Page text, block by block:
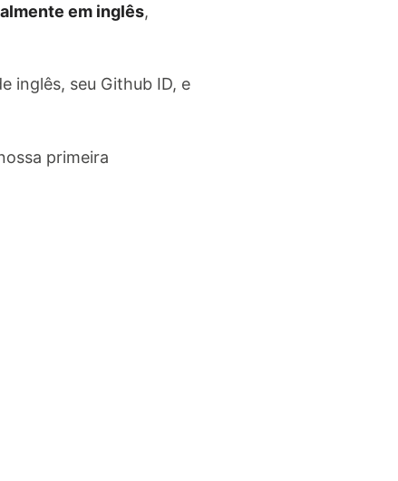
em inglês,
inglês, seu Github ID, e
primeira